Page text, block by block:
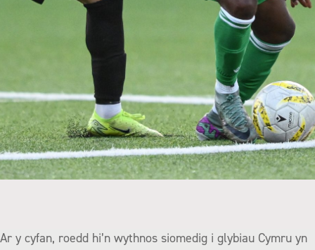
Ar y cyfan, roedd hi’n wythnos siomedig i glybiau Cymru yn